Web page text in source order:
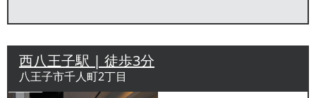
西八王子駅 | 徒歩3分
八王子市千人町2丁目